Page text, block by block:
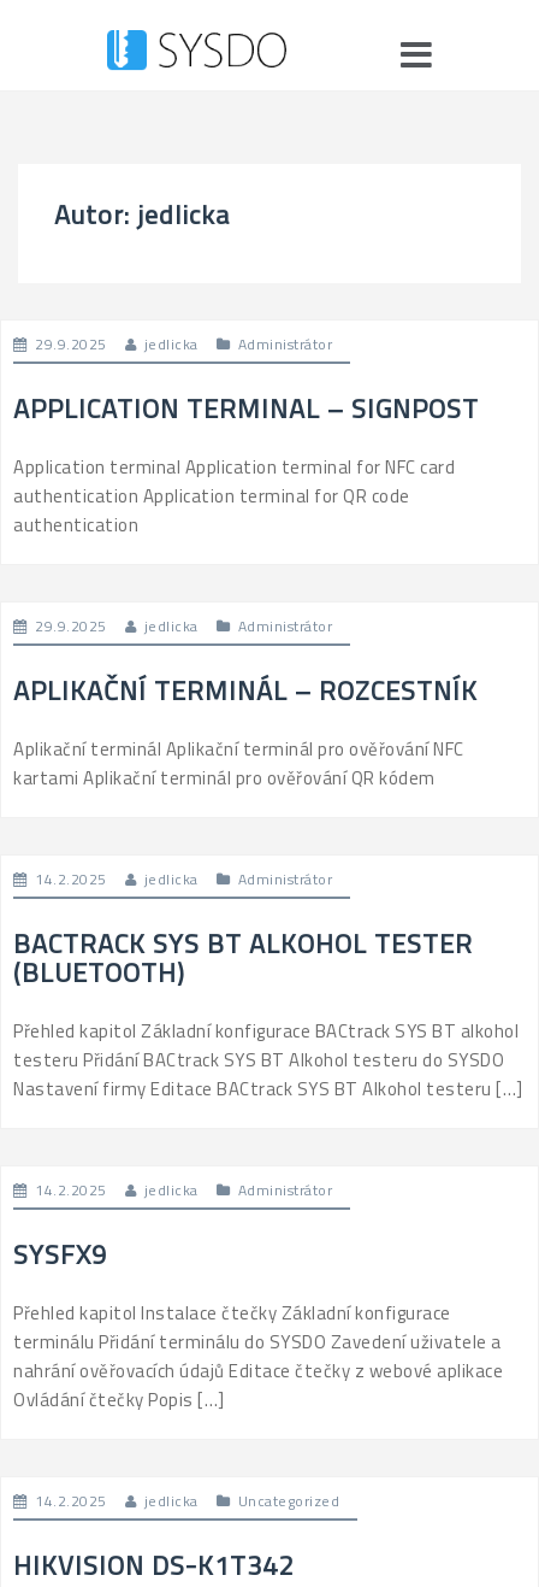
Autor: jedlicka
29.9.2025 jedlicka Administrátor
APPLICATION TERMINAL – SIGNPOST
Application terminal Application terminal for NFC card
authentication Application terminal for QR code
authentication
29.9.2025 jedlicka Administrátor
APLIKAČNÍ TERMINÁL – ROZCESTNÍK
Aplikační terminál Aplikační terminál pro ověřování NFC
kartami Aplikační terminál pro ověřování QR kódem
14.2.2025 jedlicka Administrátor
BACTRACK SYS BT ALKOHOL TESTER
(BLUETOOTH)
Přehled kapitol Základní konfigurace BACtrack SYS BT alkohol
testeru Přidání BACtrack SYS BT Alkohol testeru do SYSDO
Nastavení firmy Editace BACtrack SYS BT Alkohol testeru […]
14.2.2025 jedlicka Administrátor
SYSFX9
Přehled kapitol Instalace čtečky Základní konfigurace
terminálu Přidání terminálu do SYSDO Zavedení uživatele a
nahrání ověřovacích údajů Editace čtečky z webové aplikace
Ovládání čtečky Popis […]
14.2.2025 jedlicka Uncategorized
HIKVISION DS-K1T342